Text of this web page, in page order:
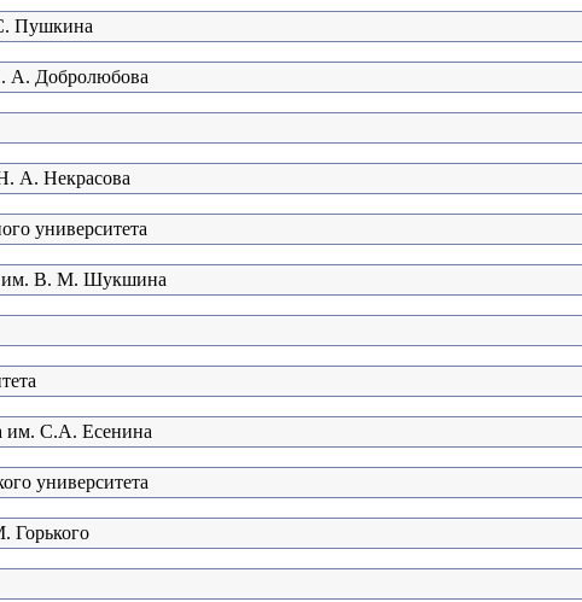
Пушкина
А. Добролюбова
А. Некрасова
университета
им. В. М. Шукшина
им. С.А. Есенина
университета
Горького